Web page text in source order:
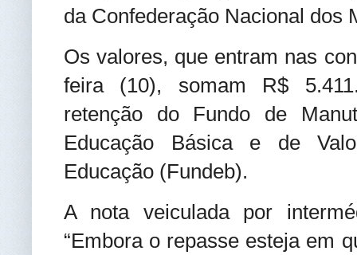
da Confederação Nacional dos
Os valores, que entram nas
feira (10), somam R$
retenção do Fundo de
Educação Básica e de
Educação (Fundeb).
A nota veiculada por
“Embora o repasse esteja em